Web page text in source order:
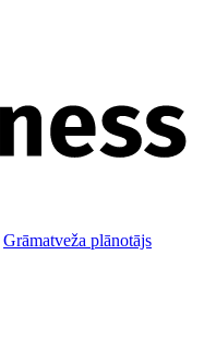
Grāmatveža plānotājs